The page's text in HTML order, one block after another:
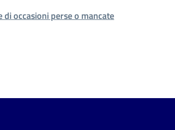
occasioni perse o mancate